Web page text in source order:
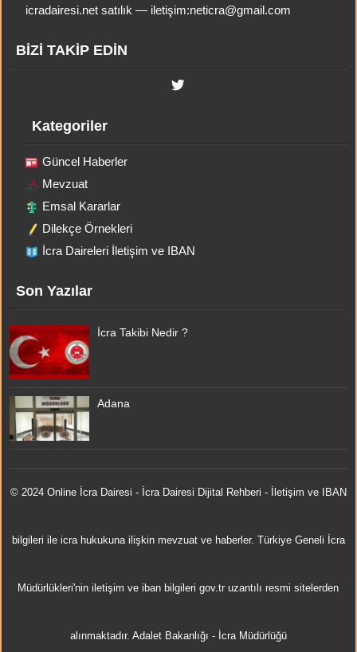
icradairesi.net satılık — iletişim:neticra@gmail.com
BİZİ TAKİP EDİN
Kategoriler
Güncel Haberler
Mevzuat
Emsal Kararlar
Dilekçe Örnekleri
İcra Daireleri İletişim ve IBAN
Son Yazılar
İcra Takibi Nedir ?
Adana
© 2024 Online İcra Dairesi - İcra Dairesi Dijital Rehberi - İletişim ve IBAN
bilgileri ile icra hukukuna ilişkin mevzuat ve haberler. Türkiye Geneli İcra
Müdürlükleri'nin iletişim ve iban bilgileri gov.tr uzantılı resmi sitelerden
alınmaktadır. Adalet Bakanlığı - İcra Müdürlüğü